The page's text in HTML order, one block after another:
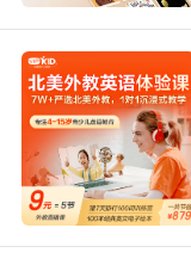
3、舌齿音——是
的声音。
4、齿龈音——指
出的一种音。
5、上颚音——也
音。